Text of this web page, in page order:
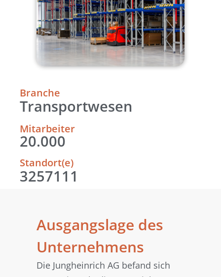
Branche
Transportwesen
Mitarbeiter
20.000
Standort(e)
3257111
Ausgangslage des
Unternehmens
Die Jungheinrich AG befand sich